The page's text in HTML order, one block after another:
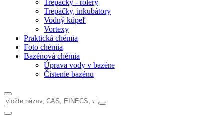
Trepačky - rolery
Trepačky, inkubátory
Vodný kúpeľ
Vortexy
Praktická chémia
Foto chémia
Bazénová chémia
Úprava vody v bazéne
Čistenie bazénu